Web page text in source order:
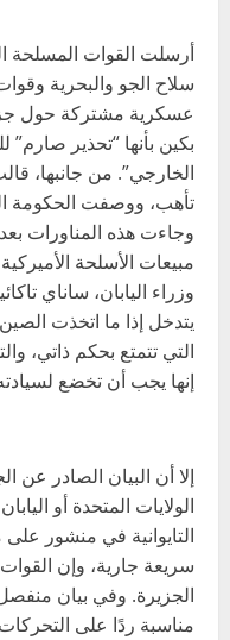
أرسلت القوات المسلحة
سلاح الجو والبحرية
عسكرية مشتركة حول
بكين بأنها “تحذير صارم”
الخارجي”. من جانبها،
تأهب، ووصفت الحكومة
وجاءت هذه المناورات
مبيعات الأسلحة
وزراء اليابان، ساناي
يتدخل إذا ما اتخذت
التي تتمتع بحكم ذاتي،
إنها يجب أن تخضع
إلا أن البيان الصادر عن
الولايات المتحدة أو
التايوانية في منشور
سريعة جارية، وإن
الجزيرة. وفي بيان
مناسبة ردًا على